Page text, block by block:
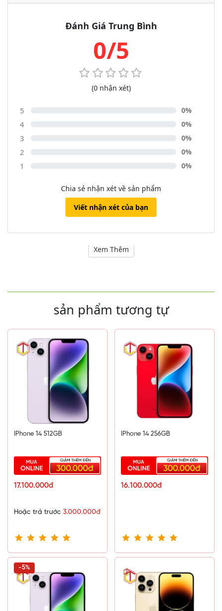
Đánh Giá Trung Bình
0/5
(0 nhận xét)
5 0%
4 0%
3 0%
2 0%
1 0%
Chia sẻ nhận xét về sản phẩm
Viết nhận xét của bạn
Thông số kỹ thuật
Xem Thêm
sản phẩm tương tự
IPhone 14 512GB
17.100.000đ
Hoặc trả trước 3.000.000đ
IPhone 14 256GB
16.100.000đ
-5%